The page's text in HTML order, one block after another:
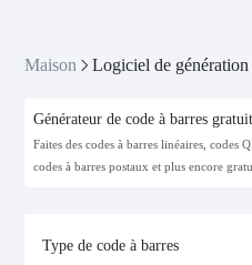
Maison Logiciel de génération
Générateur de code à barres gratuit
Faites des codes à barres linéaires, codes
codes à barres postaux et plus encore
Type de code à barres